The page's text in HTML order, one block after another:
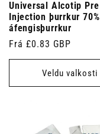
Universal Alcotip Pre
Injection þurrkur 70%
áfengisþurrkur
Venjulegt
verð
Frá £0.83 GBP
Veldu valkosti